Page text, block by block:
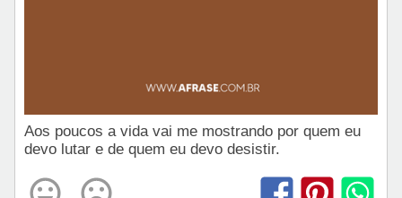
Aos poucos a vida vai me mostrando por quem eu
devo lutar e de quem eu devo desistir.